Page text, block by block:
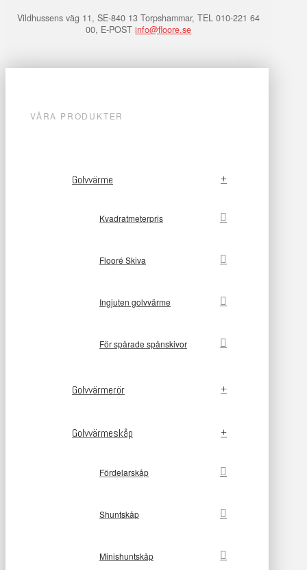
Vildhussens väg 11, SE-840 13 Torpshammar, TEL 010-221 64
00, E-POSTinfo@floore.se
VÅRA PRODUKTER
Golvvärme
Kvadratmeterpris
Flooré Skiva
Ingjuten golvvärme
För spårade spånskivor
Golvvärmerör
Golvvärmeskåp
Fördelarskåp
Shuntskåp
Minishuntskåp